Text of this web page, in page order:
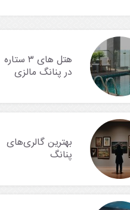
هتل های ۳ ستاره
در پنانگ مالزی
بهترین گالری‌های
پنانگ